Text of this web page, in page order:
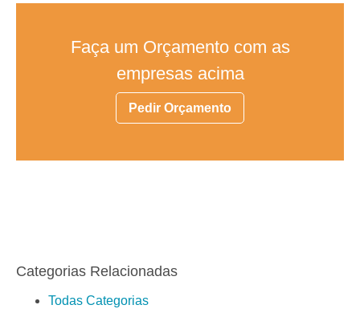
Faça um Orçamento com as
empresas acima
Pedir Orçamento
Categorias Relacionadas
Todas Categorias